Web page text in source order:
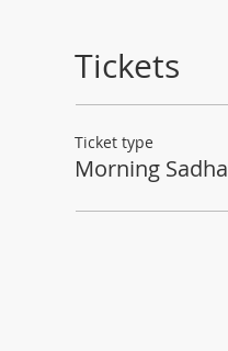
Tickets
Ticket type
Morning